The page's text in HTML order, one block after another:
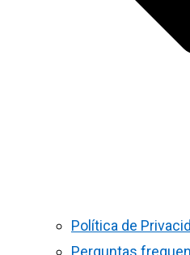
Política de